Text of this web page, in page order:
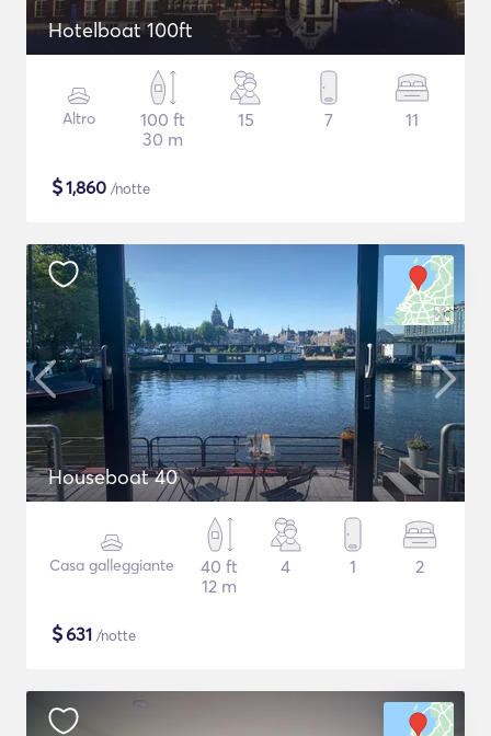
Hotelboat 100ft
Altro
100 ft
30 m
15 7 11
$1,860 /notte
Houseboat 40
Casa galleggiante
40 ft
12 m
4 1 2
$631 /notte